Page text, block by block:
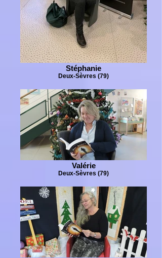
Stéphanie
Deux-Sèvres (79)
Valérie
Deux-Sèvres (79)